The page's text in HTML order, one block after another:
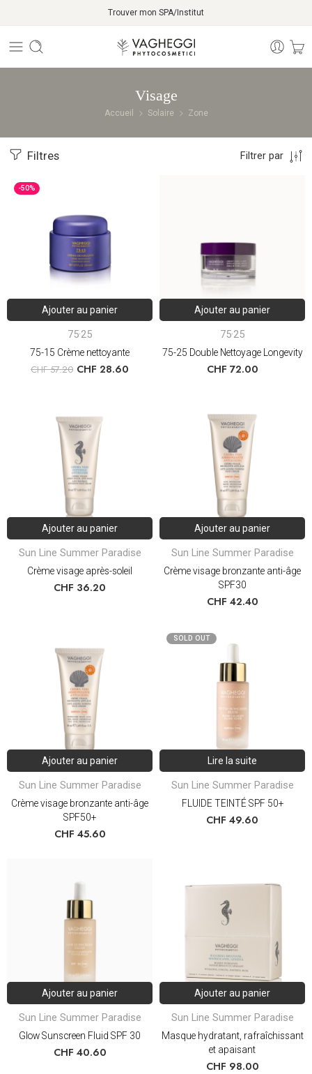
Trouver mon SPA/Institut
Visage
Accueil Solaire Zone
Filtres Filtrer par
-50%
Ajouter au panier
75·25
75-15 Crème nettoyante
CHF57.20 CHF 28.60
Ajouter au panier
75·25
75-25 Double Nettoyage Longevity
CHF 72.00
Ajouter au panier
Sun Line Summer Paradise
Crème visage après-soleil
CHF 36.20
Ajouter au panier
Sun Line Summer Paradise
Crème visage bronzante anti-âge
SPF30
CHF 42.40
Ajouter au panier
Sun Line Summer Paradise
Crème visage bronzante anti-âge
SPF50+
CHF 45.60
SOLD OUT
Lire la suite
Sun Line Summer Paradise
FLUIDE TEINTÉ SPF 50+
CHF 49.60
Ajouter au panier
Sun Line Summer Paradise
Glow Sunscreen Fluid SPF 30
CHF 40.60
Ajouter au panier
Sun Line Summer Paradise
Masque hydratant, rafraîchissant
et apaisant
CHF 98.00